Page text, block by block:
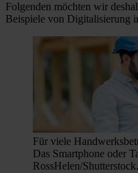
Folgenden möchten wir
Beispiele von Digitalisierung
Für viele
Das Smartphone oder
RossHelen/